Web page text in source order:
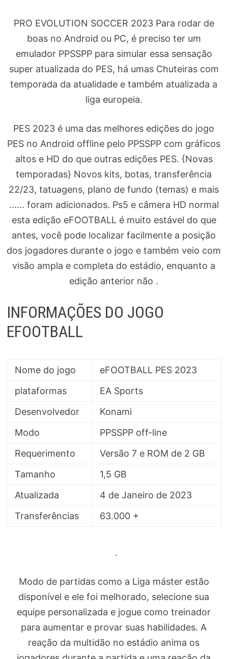
PRO EVOLUTION SOCCER 2023 Para rodar de
boas no Android ou PC, é preciso ter um
emulador PPSSPP para simular essa sensação
super atualizada do PES, há umas Chuteiras com
temporada da atualidade e também atualizada a
liga europeia.
PES 2023 é uma das melhores edições do jogo
PES no Android offline pelo PPSSPP com gráficos
altos e HD do que outras edições PES. {Novas
temporadas} Novos kits, botas, transferência
22/23, tatuagens, plano de fundo (temas) e mais
…… foram adicionados. Ps5 e câmera HD normal
esta edição eFOOTBALL é muito estável do que
antes, você pode localizar facilmente a posição
dos jogadores durante o jogo e também veio com
visão ampla e completa do estádio, enquanto a
edição anterior não .
INFORMAÇÕES DO JOGO
EFOOTBALL
Nome do jogo
eFOOTBALL PES 2023
plataformas
EA Sports
Desenvolvedor
Konami
Modo
PPSSPP off-line
Requerimento
Versão 7 e ROM de 2 GB
Tamanho
1,5 GB
Atualizada
4 de Janeiro de 2023
Transferências
63.000 +
.
Modo de partidas como a Liga máster estão
disponível e ele foi melhorado, selecione sua
equipe personalizada e jogue como treinador
para aumentar e provar suas habilidades. A
reação da multidão no estádio anima os